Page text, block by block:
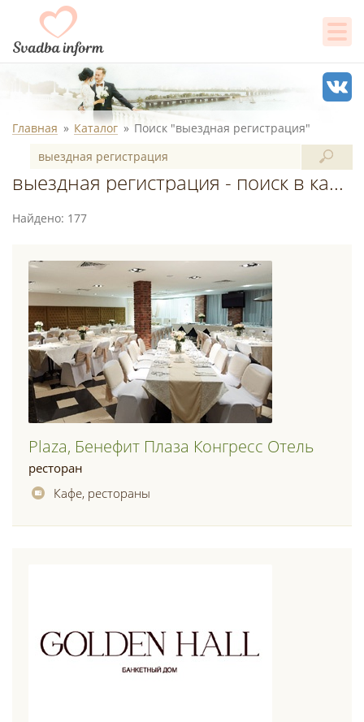
Главная Каталог Поиск "выездная регистрация"
выездная регистрация - поиск в каталоге
Найдено: 177
Plaza, Бенефит Плаза Конгресс Отель
ресторан
Кафе, рестораны